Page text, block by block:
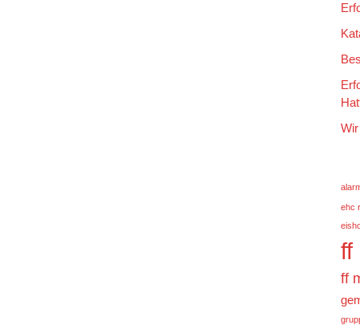
ehc
ff
ff